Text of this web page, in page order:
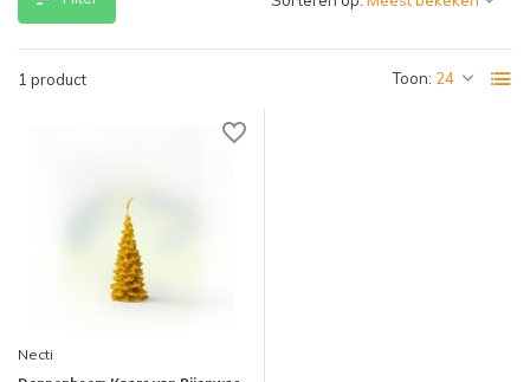
1 product Toon:
Necti